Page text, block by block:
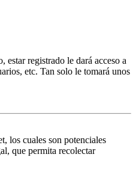
estar registrado le dará acceso a
etc. Tan solo le tomará unos
los cuales son potenciales
que permita recolectar